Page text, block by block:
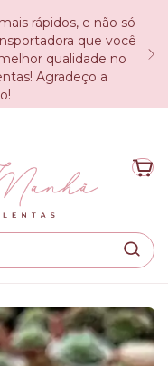
rápidos, e não só
que você
qualidade no
Agradeço a